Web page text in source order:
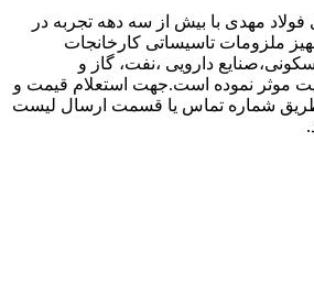
فولاد مهدی با بیش از سه دهه تجربه در
ملزومات تاسیساتی کارخانجات
دارویی ،نفت، گاز و
موثر نموده است.جهت استعلام قیمت و
طریق شماره تماس یا قسمت ارسال لیست